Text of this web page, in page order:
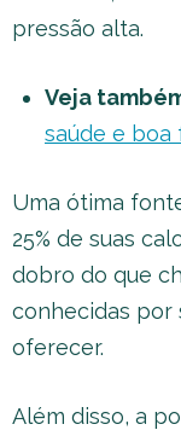
pressão alta.
Veja
saúde e boa
Uma ótima
25% de suas
dobro do que
conhecidas
oferecer.
Além disso, a